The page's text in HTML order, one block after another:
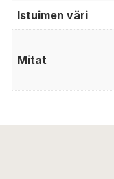
Istuimen väri
Mitat